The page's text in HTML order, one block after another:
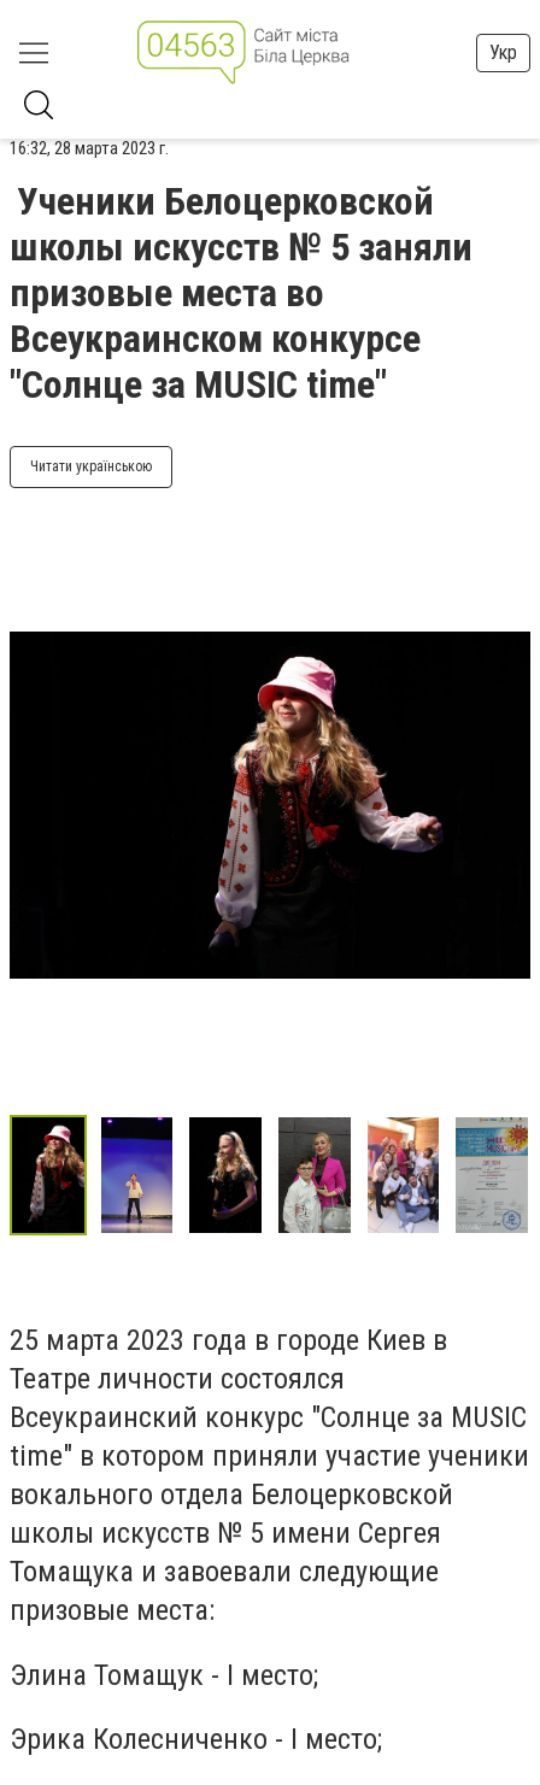
Укр
16:32, 28 марта 2023 г.
Ученики Белоцерковской
школы искусств № 5 заняли
призовые места во
Всеукраинском конкурсе
"Солнце за MUSIC time"
Читати українською
25 марта 2023 года в городе Киев в
Театре личности состоялся
Всеукраинский конкурс "Солнце за MUSIC
time" в котором приняли участие ученики
вокального отдела Белоцерковской
школы искусств № 5 имени Сергея
Томащука и завоевали следующие
призовые места:
Элина Томащук - I место;
Эрика Колесниченко - I место;